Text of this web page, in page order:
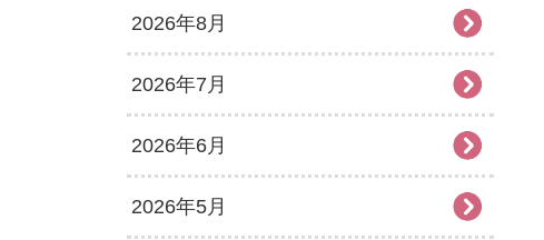
2026年8月
2026年7月
2026年6月
2026年5月